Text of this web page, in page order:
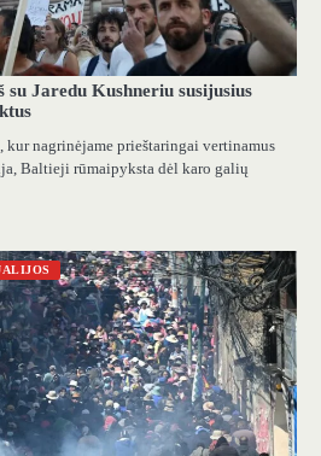
Jaredu Kushneriu susijusius
nagrinėjame prieštaringai vertinamus
Baltieji rūmaipyksta dėl karo galių